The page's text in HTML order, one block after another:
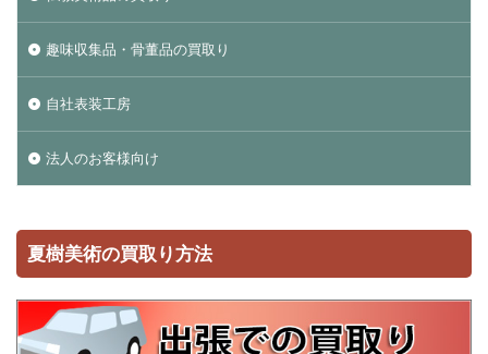
趣味収集品・骨董品の買取り
自社表装工房
法人のお客様向け
夏樹美術の買取り方法